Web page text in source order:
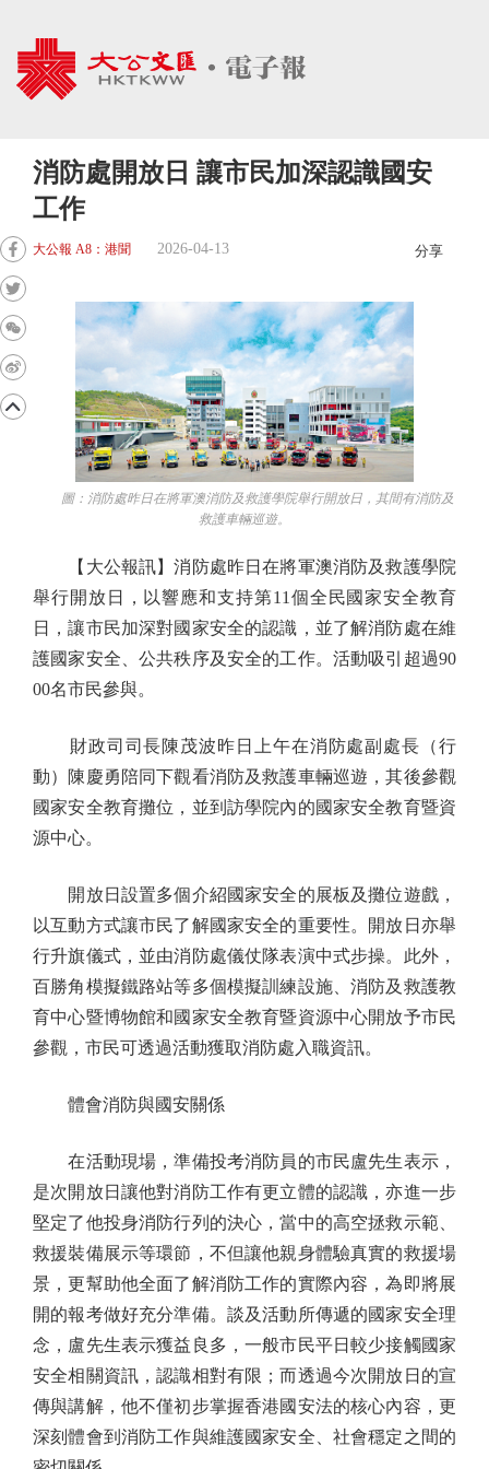
消防處開放日 讓市民加深認識國安
工作
大公報 A8：港聞 2026-04-13 分享
圖：消防處昨日在將軍澳消防及救護學院舉行開放日，其間有消防及
救護車輛巡遊。
【大公報訊】消防處昨日在將軍澳消防及救護學院
舉行開放日，以響應和支持第11個全民國家安全教育
日，讓市民加深對國家安全的認識，並了解消防處在維
護國家安全、公共秩序及安全的工作。活動吸引超過90
00名市民參與。
財政司司長陳茂波昨日上午在消防處副處長（行
動）陳慶勇陪同下觀看消防及救護車輛巡遊，其後參觀
國家安全教育攤位，並到訪學院內的國家安全教育暨資
源中心。
開放日設置多個介紹國家安全的展板及攤位遊戲，
以互動方式讓市民了解國家安全的重要性。開放日亦舉
行升旗儀式，並由消防處儀仗隊表演中式步操。此外，
百勝角模擬鐵路站等多個模擬訓練設施、消防及救護教
育中心暨博物館和國家安全教育暨資源中心開放予市民
參觀，市民可透過活動獲取消防處入職資訊。
體會消防與國安關係
在活動現場，準備投考消防員的市民盧先生表示，
是次開放日讓他對消防工作有更立體的認識，亦進一步
堅定了他投身消防行列的決心，當中的高空拯救示範、
救援裝備展示等環節，不但讓他親身體驗真實的救援場
景，更幫助他全面了解消防工作的實際內容，為即將展
開的報考做好充分準備。談及活動所傳遞的國家安全理
念，盧先生表示獲益良多，一般市民平日較少接觸國家
安全相關資訊，認識相對有限；而透過今次開放日的宣
傳與講解，他不僅初步掌握香港國安法的核心內容，更
深刻體會到消防工作與維護國家安全、社會穩定之間的